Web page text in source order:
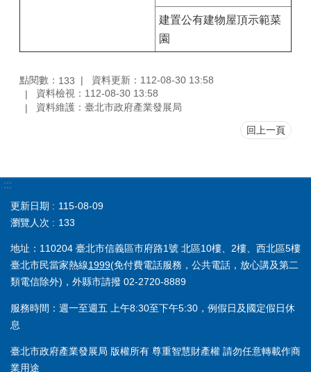
建置公有建物屋頂示範菜
園
點閱數： 133
資料更新：112-08-30 13:58
資料檢視：112-08-30 13:58
資料維護：臺北市政府產業發展局
回上一頁
:::
更新日期
115-08-09
瀏覽人次
133
地址：110204 臺北市信義區市府路1號 北區10樓、2樓、西北區5樓
臺北市民當家熱線1999(免付費電話服務，公共電話，放心講及第二
類電信除外)，外縣市請撥 02-2720-8889
服務時間：週一至週五 上午8:30至下午5:30，例假日及國定假日休
息
臺北市政府產業發展局 版權所有 尊重智慧財產權 請勿任意轉載作商
業用途